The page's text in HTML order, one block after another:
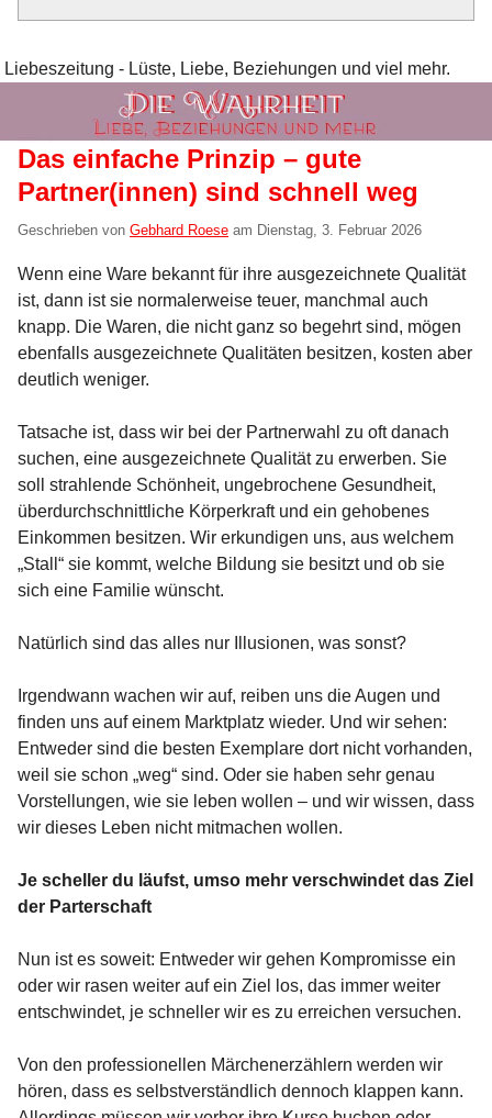
Liebeszeitung - Lüste, Liebe, Beziehungen und viel mehr.
Das einfache Prinzip – gute
Partner(innen) sind schnell weg
Geschrieben von Gebhard Roese am Dienstag, 3. Februar 2026
Wenn eine Ware bekannt für ihre ausgezeichnete Qualität
ist, dann ist sie normalerweise teuer, manchmal auch
knapp. Die Waren, die nicht ganz so begehrt sind, mögen
ebenfalls ausgezeichnete Qualitäten besitzen, kosten aber
deutlich weniger.
Tatsache ist, dass wir bei der Partnerwahl zu oft danach
suchen, eine ausgezeichnete Qualität zu erwerben. Sie
soll strahlende Schönheit, ungebrochene Gesundheit,
überdurchschnittliche Körperkraft und ein gehobenes
Einkommen besitzen. Wir erkundigen uns, aus welchem
„Stall“ sie kommt, welche Bildung sie besitzt und ob sie
sich eine Familie wünscht.
Natürlich sind das alles nur Illusionen, was sonst?
Irgendwann wachen wir auf, reiben uns die Augen und
finden uns auf einem Marktplatz wieder. Und wir sehen:
Entweder sind die besten Exemplare dort nicht vorhanden,
weil sie schon „weg“ sind. Oder sie haben sehr genau
Vorstellungen, wie sie leben wollen – und wir wissen, dass
wir dieses Leben nicht mitmachen wollen.
Je scheller du läufst, umso mehr verschwindet das Ziel
der Parterschaft
Nun ist es soweit: Entweder wir gehen Kompromisse ein
oder wir rasen weiter auf ein Ziel los, das immer weiter
entschwindet, je schneller wir es zu erreichen versuchen.
Von den professionellen Märchenerzählern werden wir
hören, dass es selbstverständlich dennoch klappen kann.